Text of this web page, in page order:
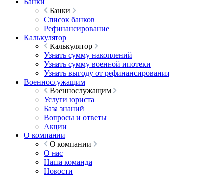
Банки
Банки
Список банков
Рефинансирование
Калькулятор
Калькулятор
Узнать сумму накоплений
Узнать сумму военной ипотеки
Узнать выгоду от рефинансирования
Военнослужащим
Военнослужащим
Услуги юриста
База знаний
Вопросы и ответы
Акции
О компании
О компании
О нас
Наша команда
Новости